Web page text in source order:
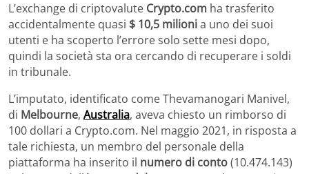
L’exchange di criptovalute Crypto.com ha trasferito
accidentalmente quasi $ 10,5 milionia uno dei suoi
utenti e ha scoperto l’errore solo sette mesi dopo,
quindi la società sta ora cercando di recuperare i soldi
in tribunale.
L’imputato, identificato come Thevamanogari Manivel,
di Melbourne, Australia, aveva chiesto un rimborso di
100 dollari a Crypto.com. Nel maggio 2021, in risposta a
tale richiesta, un membro del personale della
piattaforma ha inserito il numero di conto(10.474.143)